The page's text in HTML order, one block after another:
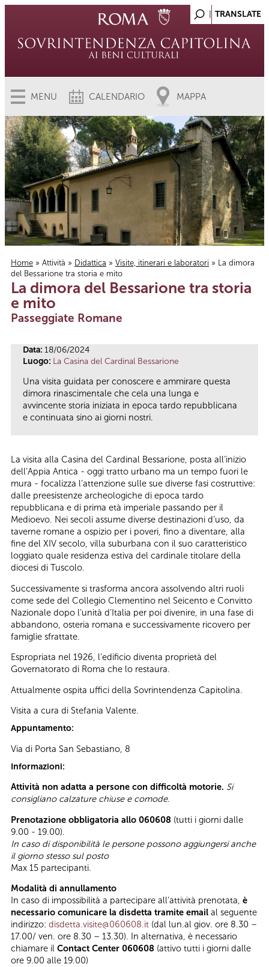
MENU CALENDARIO MAPPA
Tu sei qui
Home » Attività » Didattica » Visite, itinerari e laboratori » La dimora
del Bessarione tra storia e mito
La dimora del Bessarione tra storia
e mito
Passeggiate Romane
Data: 18/06/2024
Luogo: La Casina del Cardinal Bessarione
Una visita guidata per conoscere e ammirare questa
dimora rinascimentale che cela una lunga e
avvincente storia iniziata in epoca tardo repubblicana
e continuata sino ai giorni nostri.
La visita alla Casina del Cardinal Bessarione, posta all’inizio
dell’Appia Antica - oggi tratto urbano ma un tempo fuori le
mura - focalizza l’attenzione sulle sue diverse fasi costruttive:
dalle preesistenze archeologiche di epoca tardo
repubblicana e di prima età imperiale passando per il
Medioevo. Nei secoli assume diverse destinazioni d’uso, da
taverne romane a ospizio per i poveri, fino a diventare, alla
fine del XIV secolo, villa suburbana con il suo caratteristico
loggiato quale residenza estiva del cardinale titolare della
diocesi di Tuscolo.
Successivamente si trasforma ancora assolvendo altri ruoli
come sede del Collegio Clementino nel Seicento e Convitto
Nazionale dopo l’unità d’Italia per poi divenire, in una fase di
abbandono, osteria romana e successivamente ricovero per
famiglie sfrattate.
Espropriata nel 1926, l’edificio diventa proprietà del
Governatorato di Roma che lo restaura.
Attualmente ospita uffici della Sovrintendenza Capitolina.
Visita a cura di Stefania Valente.
Appuntamento:
Via di Porta San Sebastiano, 8
Informazioni:
Attività non adatta a persone con difficoltà motorie. Si
consigliano calzature chiuse e comode.
Prenotazione obbligatoria allo 060608 (tutti i giorni dalle
9.00 - 19.00).
In caso di disponibilità le persone possono aggiungersi anche
il giorno stesso sul posto
Max 15 partecipanti.
Modalità di annullamento
In caso di impossibilità a partecipare all’attività prenotata, è
necessario comunicare la disdetta tramite email al seguente
indirizzo: disdetta.visite@060608.it (dal lun.al giov. ore 8.30 –
17.00/ ven. ore 8.30 – 13.30). In alternativa, è necessario
chiamare il Contact Center 060608 (attivo tutti i giorni dalle
ore 9.00 alle 19.00)